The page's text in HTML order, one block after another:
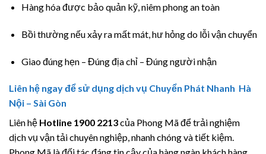
Hàng hóa được bảo quản kỹ, niêm phong an toàn
Bồi thường nếu xảy ra mất mát, hư hỏng do lỗi vận chuyển
Giao đúng hẹn – Đúng địa chỉ – Đúng người nhận
Liên hệ ngay để sử dụng dịch vụ Chuyển Phát Nhanh Hà
Nội – Sài Gòn
Liên hệ Hotline 1900 2213của Phong Mã để trải nghiệm
dịch vụ vận tải chuyên nghiệp, nhanh chóng và tiết kiệm.